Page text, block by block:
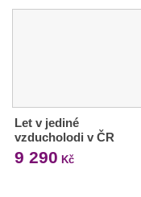
Let v jediné
vzducholodi v ČR
9 290 Kč